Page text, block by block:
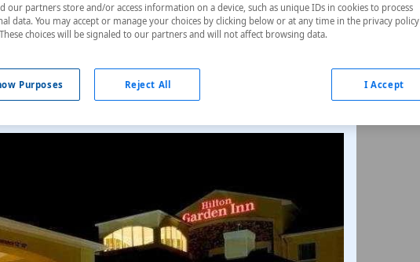
Estados Unidos
our partners store and/or access information on a device, such as unique IDs in cookies to process
data. You may accept or manage your choices by clicking below or at any time in the privacy policy
choices will be signaled to our partners and will not affect browsing data.
Purposes Reject All I Accept